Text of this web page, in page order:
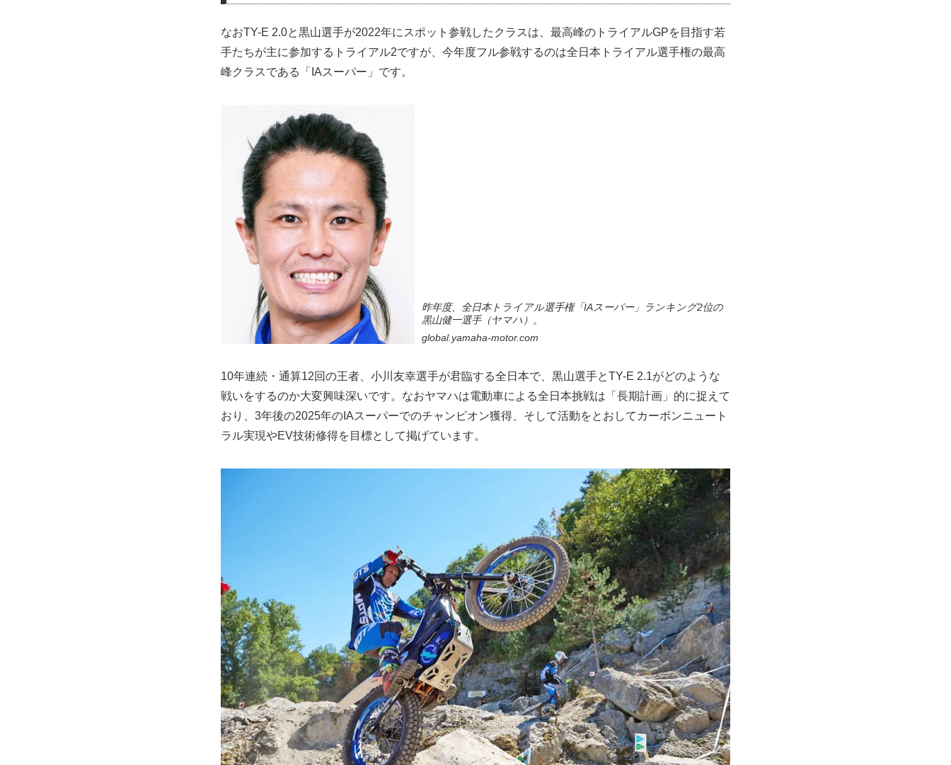
なおTY-E 2.0と黒山選手が2022年にスポット参戦したクラスは、最高峰のトライアルGPを目指す若
手たちが主に参加するトライアル2ですが、今年度フル参戦するのは全日本トライアル選手権の最高
峰クラスである「IAスーパー」です。
昨年度、全日本トライアル選手権「IAスーパー」ランキング2位の
黒山健一選手（ヤマハ）。
global.yamaha-motor.com
10年連続・通算12回の王者、小川友幸選手が君臨する全日本で、黒山選手とTY-E 2.1がどのような
戦いをするのか大変興味深いです。なおヤマハは電動車による全日本挑戦は「長期計画」的に捉えて
おり、3年後の2025年のIAスーパーでのチャンピオン獲得、そして活動をとおしてカーボンニュート
ラル実現やEV技術修得を目標として掲げています。